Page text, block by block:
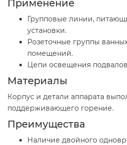
Применение
Групповые линии,
установки.
Розеточные группы
помещений.
Цепи освещения
Материалы
Корпус и детали аппарата
поддерживающего горение.
Преимущества
Наличие двойного